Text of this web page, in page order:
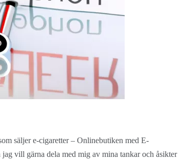
säljer e-cigaretter – Onlinebutiken med E-
vill gärna dela med mig av mina tankar och åsikter